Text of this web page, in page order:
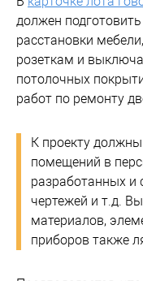
должен
расстановки
розеткам и
потолочных
работ по ремонту
К проекту
помещений в
разработанных и
чертежей и т.д.
материалов,
приборов также